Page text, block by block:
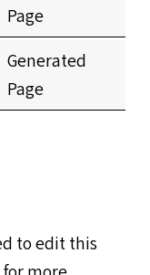
Page
Generated
Page
to edit this